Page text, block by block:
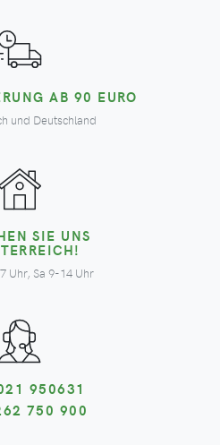
AB 90 EURO
und Deutschland
SIE UNS
Uhr, Sa 9-14 Uhr
950631
750 900